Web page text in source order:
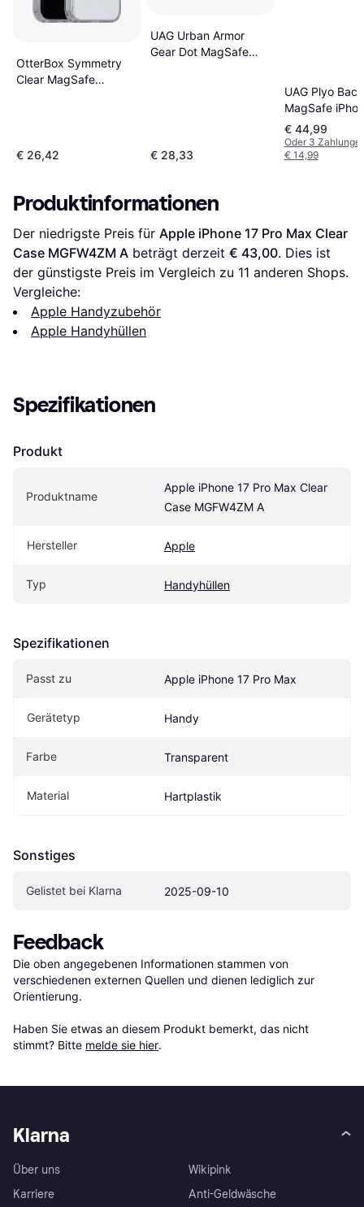
OtterBox Symmetry
Clear MagSafe
€ 26,42
UAG Urban Armor
Gear Dot MagSafe
€ 28,33
UAG Plyo
MagSafe
Pro Max
€ 44,99
Oder 3
€ 14,99
Produktinformationen
Der niedrigste Preis für Apple iPhone 17 Pro Max Clear
Case MGFW4ZM A beträgt derzeit € 43,00. Dies ist
der günstigste Preis im Vergleich zu 11 anderen Shops.
Vergleiche:
Apple Handyzubehör
Apple Handyhüllen
Spezifikationen
Produkt
Produktname
Apple iPhone 17 Pro Max Clear
Case MGFW4ZM A
Hersteller Apple
Typ Handyhüllen
Spezifikationen
Passt zu Apple iPhone 17 Pro Max
Gerätetyp Handy
Farbe Transparent
Material Hartplastik
Sonstiges
Gelistet bei Klarna 2025-09-10
Feedback
Die oben angegebenen Informationen stammen von
verschiedenen externen Quellen und dienen lediglich zur
Orientierung.
Haben Sie etwas an diesem Produkt bemerkt, das nicht
stimmt? Bitte melde sie hier.
Klarna
Über uns
Karriere
Wikipink
Anti-Geldwäsche